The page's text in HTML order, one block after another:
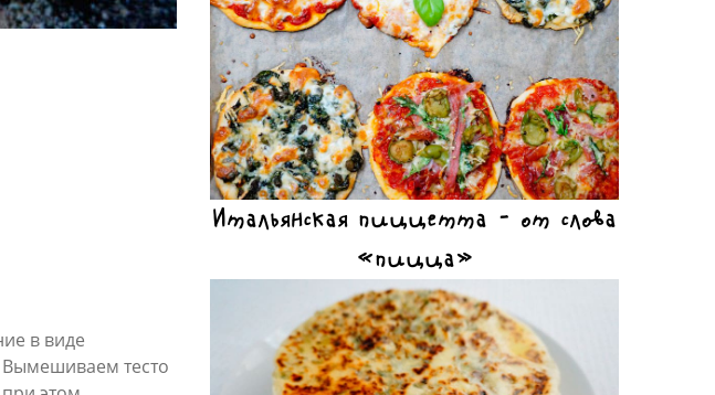
в виде
Вымешиваем тесто
Итальянская пиццетта – от слова
«пицца»